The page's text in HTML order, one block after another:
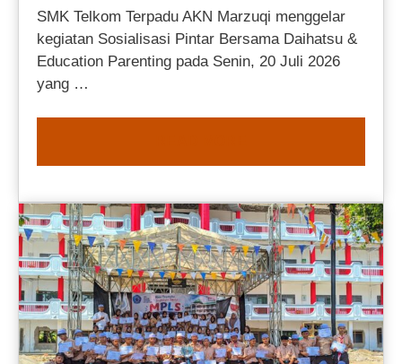
SMK Telkom Terpadu AKN Marzuqi menggelar
kegiatan Sosialisasi Pintar Bersama Daihatsu &
Education Parenting pada Senin, 20 Juli 2026
yang …